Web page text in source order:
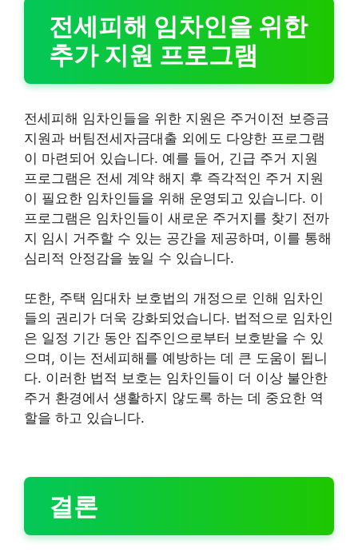
전세피해 임차인을 위한
추가 지원 프로그램
전세피해 임차인들을 위한 지원은 주거이전 보증금
지원과 버팀전세자금대출 외에도 다양한 프로그램
이 마련되어 있습니다. 예를 들어, 긴급 주거 지원
프로그램은 전세 계약 해지 후 즉각적인 주거 지원
이 필요한 임차인들을 위해 운영되고 있습니다. 이
프로그램은 임차인들이 새로운 주거지를 찾기 전까
지 임시 거주할 수 있는 공간을 제공하며, 이를 통해
심리적 안정감을 높일 수 있습니다.
또한, 주택 임대차 보호법의 개정으로 인해 임차인
들의 권리가 더욱 강화되었습니다. 법적으로 임차인
은 일정 기간 동안 집주인으로부터 보호받을 수 있
으며, 이는 전세피해를 예방하는 데 큰 도움이 됩니
다. 이러한 법적 보호는 임차인들이 더 이상 불안한
주거 환경에서 생활하지 않도록 하는 데 중요한 역
할을 하고 있습니다.
결론